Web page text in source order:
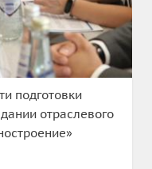
подготовки
отраслевого